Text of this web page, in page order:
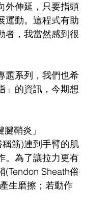
外伸延，只要指頭
運動。這程式有助
者，我當然感到很
題系列，我們也希
」的資訊，今期想
鞘炎」
筋)連到手臂的肌
。為了讓拉力更有
(Tendon Sheath俗
生磨擦；若動作